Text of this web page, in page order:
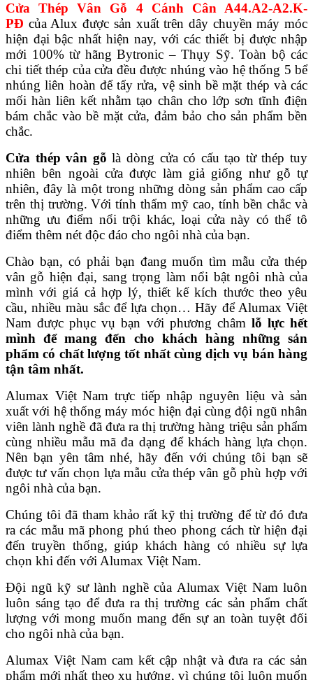
Cửa Thép Vân Gỗ 4 Cánh Cân A44.A2-A2.K-
PĐ của Alux được sản xuất trên dây chuyền máy móc
hiện đại bậc nhất hiện nay, với các thiết bị được nhập
mới 100% từ hãng Bytronic – Thụy Sỹ. Toàn bộ các
chi tiết thép của cửa đều được nhúng vào hệ thống 5 bể
nhúng liên hoàn để tẩy rửa, vệ sinh bề mặt thép và các
mối hàn liên kết nhằm tạo chân cho lớp sơn tĩnh điện
bám chắc vào bề mặt cửa, đảm bảo cho sản phẩm bền
chắc.
Cửa thép vân gỗ là dòng cửa có cấu tạo từ thép tuy
nhiên bên ngoài cửa được làm giả giống như gỗ tự
nhiên, đây là một trong những dòng sản phẩm cao cấp
trên thị trường. Với tính thẩm mỹ cao, tính bền chắc và
những ưu điểm nổi trội khác, loại cửa này có thể tô
điểm thêm nét độc đáo cho ngôi nhà của bạn.
Chào bạn, có phải bạn đang muốn tìm mẫu cửa thép
vân gỗ hiện đại, sang trọng làm nổi bật ngôi nhà của
mình với giá cả hợp lý, thiết kế kích thước theo yêu
cầu, nhiều màu sắc để lựa chọn… Hãy để Alumax Việt
Nam được phục vụ bạn với phương châm lỗ lực hết
mình để mang đến cho khách hàng những sản
phẩm có chất lượng tốt nhất cùng dịch vụ bán hàng
tận tâm nhất.
Alumax Việt Nam trực tiếp nhập nguyên liệu và sản
xuất với hệ thống máy móc hiện đại cùng đội ngũ nhân
viên lành nghề đã đưa ra thị trường hàng triệu sản phẩm
cùng nhiều mẫu mã đa dạng để khách hàng lựa chọn.
Nên bạn yên tâm nhé, hãy đến với chúng tôi bạn sẽ
được tư vấn chọn lựa mẫu cửa thép vân gỗ phù hợp với
ngôi nhà của bạn.
Chúng tôi đã tham khảo rất kỹ thị trường để từ đó đưa
ra các mẫu mã phong phú theo phong cách từ hiện đại
đến truyền thống, giúp khách hàng có nhiều sự lựa
chọn khi đến với Alumax Việt Nam.
Đội ngũ kỹ sư lành nghề của Alumax Việt Nam luôn
luôn sáng tạo để đưa ra thị trường các sản phẩm chất
lượng với mong muốn mang đến sự an toàn tuyệt đối
cho ngôi nhà của bạn.
Alumax Việt Nam cam kết cập nhật và đưa ra các sản
phẩm mới nhất theo xu hướng, vì chúng tôi luôn muốn